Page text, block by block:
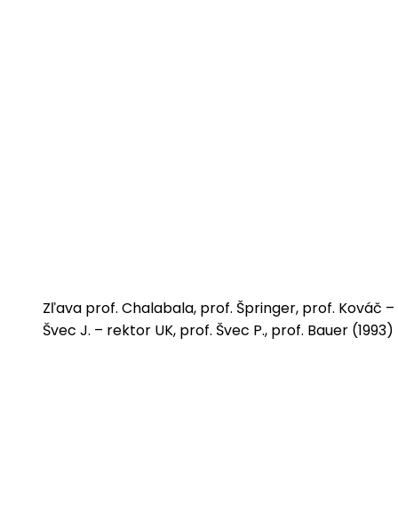
Zľava prof. Chalabala, prof. Špringer, prof. Kováč –
Švec J. – rektor UK, prof. Švec P., prof. Bauer (1993)